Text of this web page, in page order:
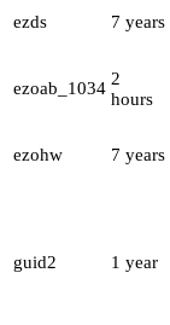
ezds 7 years
ezoab_1034 2
hours
ezohw 7 years
guid2 1 year